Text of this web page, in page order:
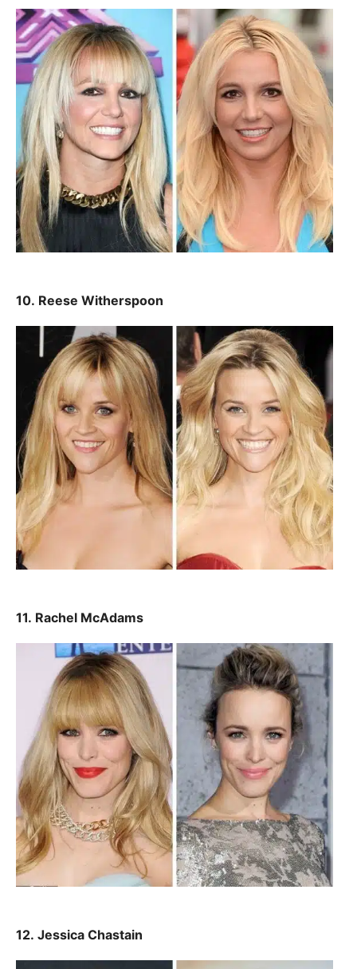
10. Reese Witherspoon
11. Rachel McAdams
12. Jessica Chastain